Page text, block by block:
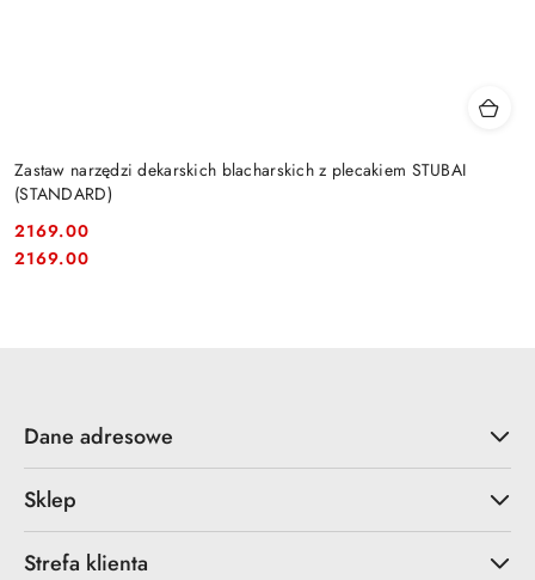
Zastaw narzędzi dekarskich blacharskich z plecakiem STUBAI
(STANDARD)
Cena:
2169.00
Cena:
2169.00
Dane adresowe
Sklep
Strefa klienta